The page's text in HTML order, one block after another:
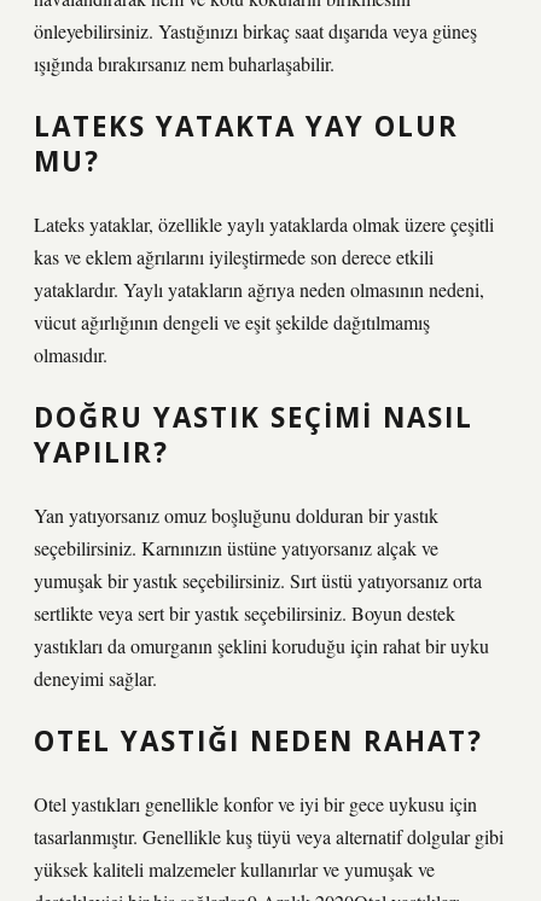
önleyebilirsiniz. Yastığınızı birkaç saat dışarıda veya güneş
ışığında bırakırsanız nem buharlaşabilir.
LATEKS YATAKTA YAY OLUR
MU?
Lateks yataklar, özellikle yaylı yataklarda olmak üzere çeşitli
kas ve eklem ağrılarını iyileştirmede son derece etkili
yataklardır. Yaylı yatakların ağrıya neden olmasının nedeni,
vücut ağırlığının dengeli ve eşit şekilde dağıtılmamış
olmasıdır.
DOĞRU YASTIK SEÇIMI NASIL
YAPILIR?
Yan yatıyorsanız omuz boşluğunu dolduran bir yastık
seçebilirsiniz. Karnınızın üstüne yatıyorsanız alçak ve
yumuşak bir yastık seçebilirsiniz. Sırt üstü yatıyorsanız orta
sertlikte veya sert bir yastık seçebilirsiniz. Boyun destek
yastıkları da omurganın şeklini koruduğu için rahat bir uyku
deneyimi sağlar.
OTEL YASTIĞI NEDEN RAHAT?
Otel yastıkları genellikle konfor ve iyi bir gece uykusu için
tasarlanmıştır. Genellikle kuş tüyü veya alternatif dolgular gibi
yüksek kaliteli malzemeler kullanırlar ve yumuşak ve